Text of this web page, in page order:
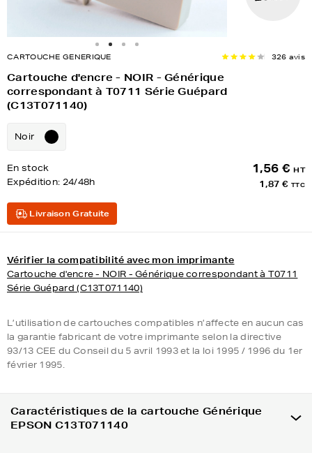
CARTOUCHE GENERIQUE 326 avis
Cartouche d'encre - NOIR - Générique
correspondant à T0711 Série Guépard
(C13T071140)
Noir
En stock
Expédition: 24/48h
1,56 € HT
1,87 € TTC
Livraison Gratuite
Vérifier la compatibilité avec mon imprimante
Cartouche d'encre - NOIR - Générique correspondant à T0711
Série Guépard (C13T071140)
L’utilisation de cartouches compatibles n’affecte en aucun cas
la garantie fabricant de votre imprimante selon la directive
93/13 CEE du Conseil du 5 avril 1993 et la loi 1995 / 1996 du 1er
février 1995.
Caractéristiques de la cartouche Générique
EPSON C13T071140